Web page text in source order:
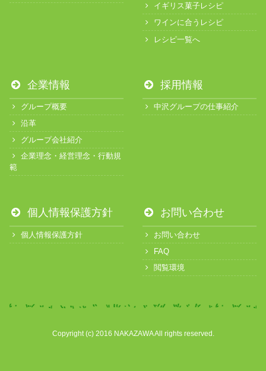
イギリス菓子レシピ
ワインに合うレシピ
レシピ一覧へ
企業情報
グループ概要
沿革
グループ会社紹介
企業理念・経営理念・行動規
範
採用情報
中沢グループの仕事紹介
個人情報保護方針
個人情報保護方針
お問い合わせ
お問い合わせ
FAQ
閲覧環境
Copyright (c) 2016 NAKAZAWA All rights reserved.